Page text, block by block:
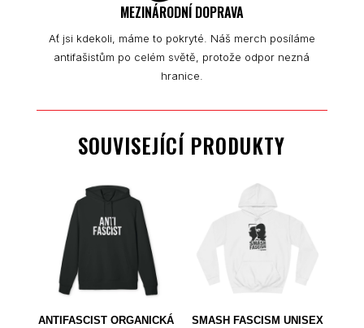
MEZINÁRODNÍ DOPRAVA
Ať jsi kdekoli, máme to pokryté. Náš merch posíláme
antifašistům po celém světě, protože odpor nezná
hranice.
SOUVISEJÍCÍ PRODUKTY
ANTIFASCIST ORGANICKÁ
SMASH FASCISM UNISEX